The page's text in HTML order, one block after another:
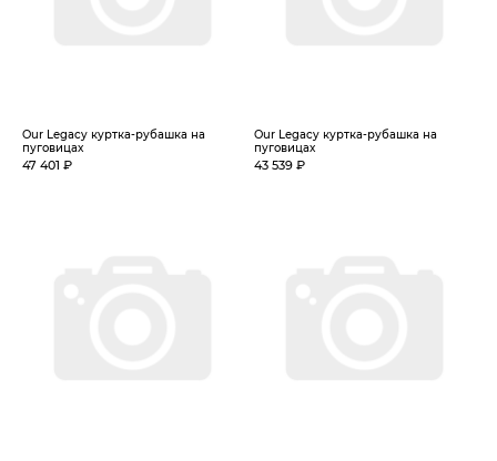
Our Legacy куртка-рубашка на
пуговицах
47 401 ₽
Our Legacy куртка-рубашка на
пуговицах
43 539 ₽